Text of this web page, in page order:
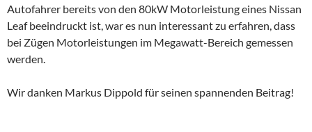
Autofahrer bereits von den 80kW Motorleistung eines Nissan
Leaf beeindruckt ist, war es nun interessant zu erfahren, dass
bei Zügen Motorleistungen im Megawatt-Bereich gemessen
werden.
Wir danken Markus Dippold für seinen spannenden Beitrag!